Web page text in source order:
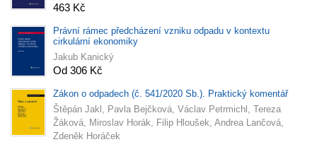
463 Kč
Právní rámec předcházení vzniku odpadu v kontextu
cirkulární ekonomiky
Jakub Kanický
Od 306 Kč
Zákon o odpadech (č. 541/2020 Sb.). Praktický komentář
Štěpán Jakl, Pavla Bejčková, Václav Petrmichl, Tereza
Žáková, Miroslav Horák, Filip Hloušek, Andrea Lančová,
Zdeněk Horáček